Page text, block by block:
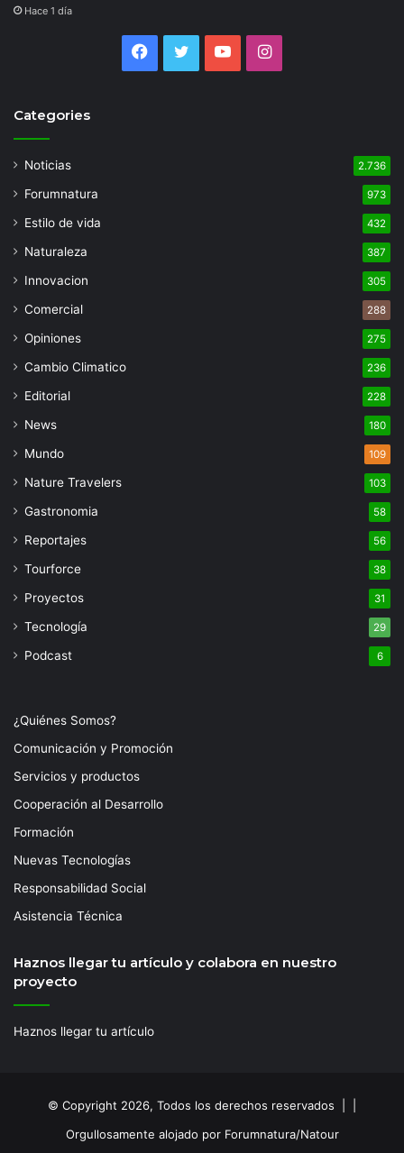
Hace 1 día
Facebook
TwitterYouTubeInstagram
Categories
Noticias 2.736
Forumnatura 973
Estilo de vida 432
Naturaleza 387
Innovacion 305
Comercial 288
Opiniones 275
Cambio Climatico 236
Editorial 228
News 180
Mundo 109
Nature Travelers 103
Gastronomia 58
Reportajes 56
Tourforce 38
Proyectos 31
Tecnología 29
Podcast 6
¿Quiénes Somos?
Comunicación y Promoción
Servicios y productos
Cooperación al Desarrollo
Formación
Nuevas Tecnologías
Responsabilidad Social
Asistencia Técnica
Haznos llegar tu artículo y colabora en nuestro
proyecto
Haznos llegar tu artículo
© Copyright 2026, Todos los derechos reservados | |
Orgullosamente alojado por Forumnatura/Natour